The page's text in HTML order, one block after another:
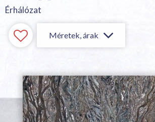
Érhálózat
Méretek, árak